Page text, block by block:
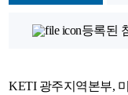
등록된
KETI 광주지역본부,